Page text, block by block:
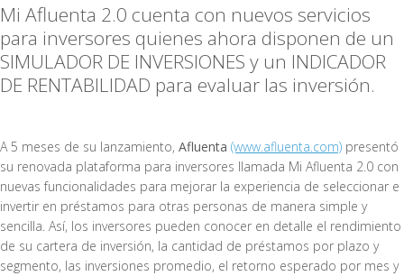
Mi Afluenta 2.0 cuenta con nuevos servicios
para inversores quienes ahora disponen de un
SIMULADOR DE INVERSIONES y un INDICADOR
DE RENTABILIDAD para evaluar las inversión.
A 5 meses de su lanzamiento, Afluenta (www.afluenta.com) presentó
su renovada plataforma para inversores llamada Mi Afluenta 2.0 con
nuevas funcionalidades para mejorar la experiencia de seleccionar e
invertir en préstamos para otras personas de manera simple y
sencilla. Así, los inversores pueden conocer en detalle el rendimiento
de su cartera de inversión, la cantidad de préstamos por plazo y
segmento, las inversiones promedio, el retorno esperado por mes y